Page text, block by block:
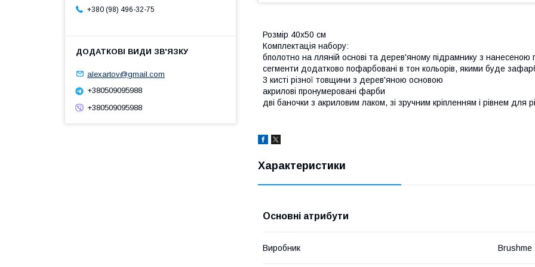
Розмір 40x50 см
Комплектація набору:
бполотно на лляній основі та дерев'яному підрамнику з
сегменти додатково пофарбовані в тон кольорів, якими буде
3 кисті різної товщини з дерев'яною основою
акрилові пронумеровані фарби
дві баночки з акриловим лаком, зі зручним кріпленням і рівнем для
Характеристики
Основні атрибути
Виробник Brushme
+380 (98) 496-32-75
alexartov@gmail.com
+380509095988
+380509095988